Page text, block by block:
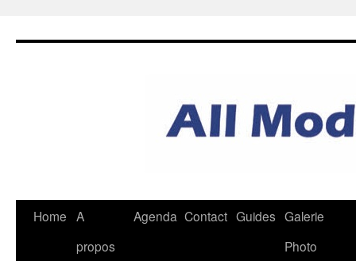
Home A
propos
Agenda Contact Guides Galerie
Photo